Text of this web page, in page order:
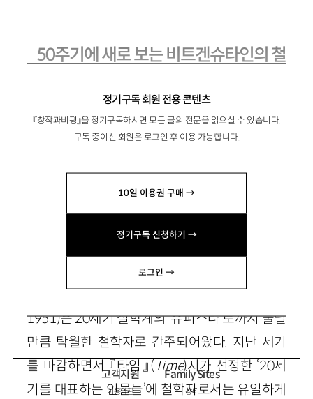
정기구독 회원 전용 콘텐츠
『창작과비평』을 정기구독하시면 모든 글의 전문을 읽으실 수 있습니다.
구독 중이신 회원은 로그인 후 이용 가능합니다.
10일 이용권 구매 →
정기구독 신청하기 →
로그인 →
50주기에 새로 보는 비트겐슈타인의 철
부산대 철학과 교수. 저서로 『진리와 해석』이 있
고, 비트겐슈타인의 『논리-철학 논고』 『철학적 탐
비트겐슈타인(Ludwig Wittgenstein, 1889〜
1951)은 20세기 철학계의 ‘슈퍼스타’로까지 불릴
만큼 탁월한 철학자로 간주되어왔다. 지난 세기
를 마감하면서 『타임』( Time)지가 선정한 ‘20세
기를 대표하는 인물들’에 철학자로서는 유일하게
고객지원
이용약관
Family Sites
창비